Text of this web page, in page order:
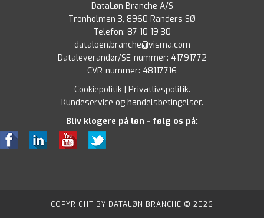
DataLøn Branche A/S
Tronholmen 3, 8960 Randers SØ
Telefon: 87 10 19 30
dataloen.branche@visma.com
Dataleverandør/SE-nummer: 41791772
CVR-nummer: 48117716
Cookiepolitik| Privatlivspolitik.
Kundeservice og handelsbetingelser.
Bliv klogere på løn - følg os på:
COPYRIGHT BY DATALØN BRANCHE © 2026